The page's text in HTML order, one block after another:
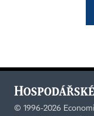
© 1996-2026